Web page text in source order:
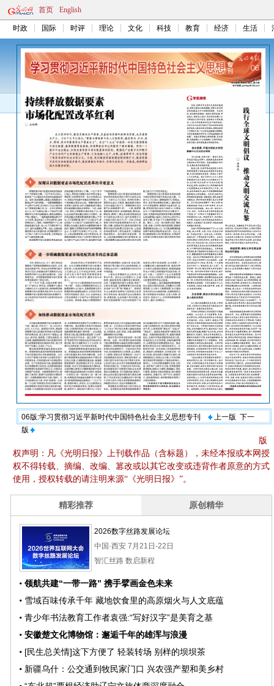
首页 English
时政 国际 时评 理论 文化 科技 教育 经济 生活
06版:学习贯彻习近平新时代中国特色社会主义思想专刊 上一版 下一
版
版
权声明：凡《光明日报》上刊载作品（含标题），未经本报或本网授
权不得转载、摘编、改编、篡改或以其它改变或违背作者原意的方式
使用，授权转载的请注明来源“《光明日报》”。